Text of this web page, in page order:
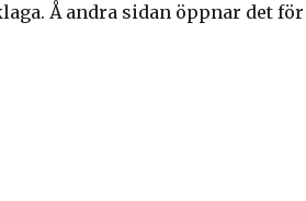
Å andra sidan öppnar det för